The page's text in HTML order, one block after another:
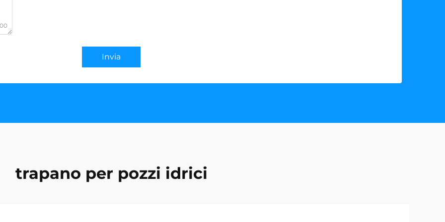
Invia
trapano per pozzi idrici